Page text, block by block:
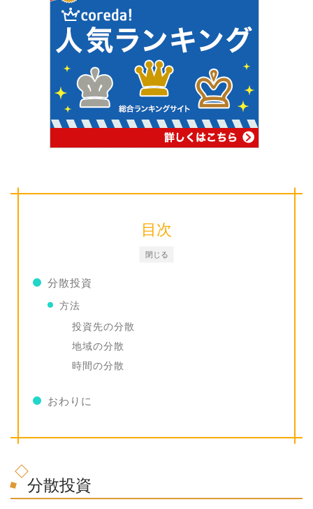
閉じる
目次
分散投資
方法
投資先の分散
地域の分散
時間の分散
おわりに
分散投資